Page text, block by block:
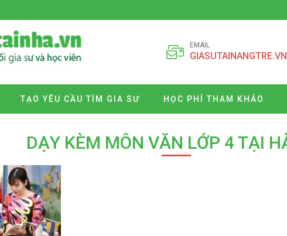
EMAIL
TẠO YÊU CẦU TÌM GIA SƯ HỌC PHÍ THAM KHẢO
DẠY KÈM MÔN VĂN LỚP 4 TẠI